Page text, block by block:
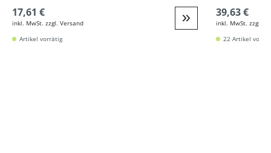
17,61 €
inkl. MwSt. zzgl. Versand Weiter zur Detail
Artikel vorrätig
39,63 €
inkl. MwSt. zzgl.
22 Artikel